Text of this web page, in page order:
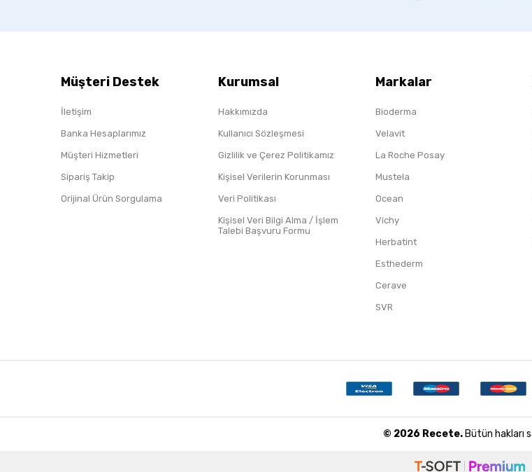
Müşteri Destek
İletişim
Banka Hesaplarımız
Müşteri Hizmetleri
Sipariş Takip
Orijinal Ürün Sorgulama
Kurumsal
Hakkımızda
Kullanıcı Sözleşmesi
Gizlilik ve Çerez Politikamız
Kişisel Verilerin Korunması
Veri Politikası
Kişisel Veri Bilgi Alma / İşlem
Talebi Başvuru Formu
Markalar
Bioderma
Velavit
La Roche Posay
Mustela
Ocean
Vichy
Herbatint
Esthederm
Cerave
SVR
© 2026 Recete.Bütün hakları